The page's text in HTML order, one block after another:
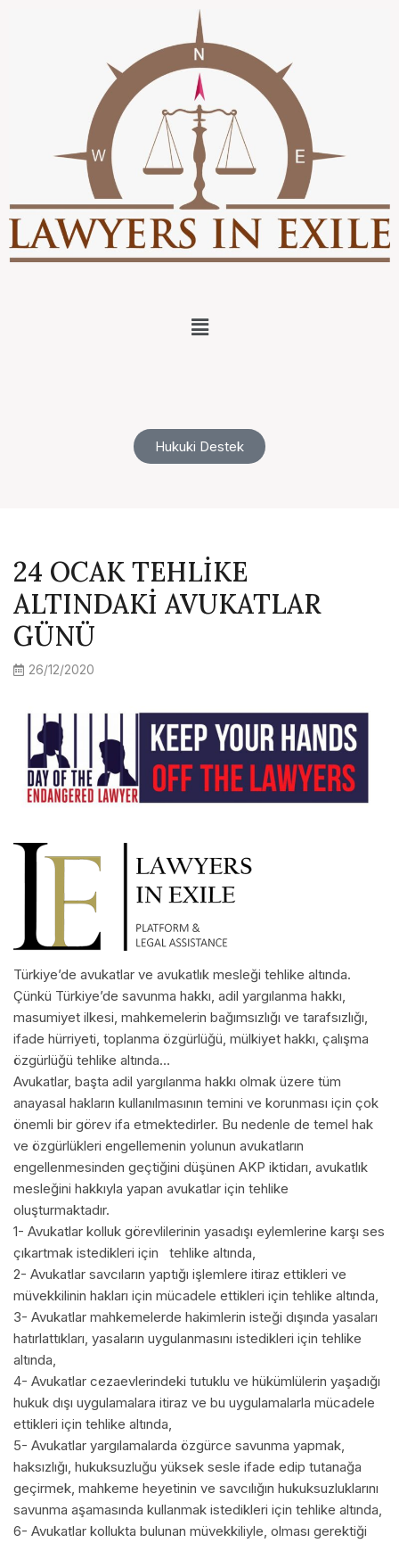
Hukuki Destek
24 OCAK TEHLİKE
ALTINDAKİ AVUKATLAR
GÜNÜ
26/12/2020
Türkiye’de avukatlar ve avukatlık mesleği tehlike altında.
Çünkü Türkiye’de savunma hakkı, adil yargılanma hakkı,
masumiyet ilkesi, mahkemelerin bağımsızlığı ve tarafsızlığı,
ifade hürriyeti, toplanma özgürlüğü, mülkiyet hakkı, çalışma
özgürlüğü tehlike altında…
Avukatlar, başta adil yargılanma hakkı olmak üzere tüm
anayasal hakların kullanılmasının temini ve korunması için çok
önemli bir görev ifa etmektedirler. Bu nedenle de temel hak
ve özgürlükleri engellemenin yolunun avukatların
engellenmesinden geçtiğini düşünen AKP iktidarı, avukatlık
mesleğini hakkıyla yapan avukatlar için tehlike
oluşturmaktadır.
1- Avukatlar kolluk görevlilerinin yasadışı eylemlerine karşı ses
çıkartmak istedikleri için tehlike altında,
2- Avukatlar savcıların yaptığı işlemlere itiraz ettikleri ve
müvekkilinin hakları için mücadele ettikleri için tehlike altında,
3- Avukatlar mahkemelerde hakimlerin isteği dışında yasaları
hatırlattıkları, yasaların uygulanmasını istedikleri için tehlike
altında,
4- Avukatlar cezaevlerindeki tutuklu ve hükümlülerin yaşadığı
hukuk dışı uygulamalara itiraz ve bu uygulamalarla mücadele
ettikleri için tehlike altında,
5- Avukatlar yargılamalarda özgürce savunma yapmak,
haksızlığı, hukuksuzluğu yüksek sesle ifade edip tutanağa
geçirmek, mahkeme heyetinin ve savcılığın hukuksuzluklarını
savunma aşamasında kullanmak istedikleri için tehlike altında,
6- Avukatlar kollukta bulunan müvekkiliyle, olması gerektiği